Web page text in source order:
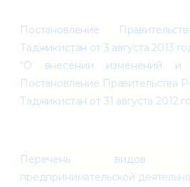
Постановление
Таджикистан от 3 августа 2013
“О внесении изменений и
Постановление Правительства
Таджикистан от 31 августа 2012
Перечень видов
предпринимательской